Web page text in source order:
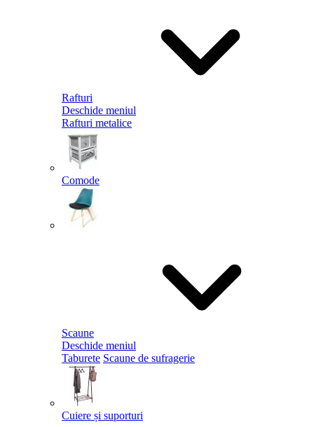
Rafturi
Deschide meniul
Rafturi metalice
Comode
Scaune
Deschide meniul
Taburete Scaune de sufragerie
Cuiere și suporturi